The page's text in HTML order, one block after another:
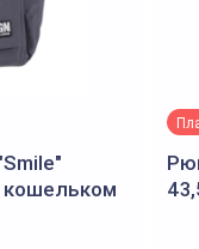
кошельком